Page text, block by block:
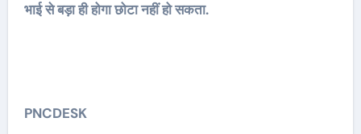
भाई से बड़ा ही होगा छोटा नहीं हो सकता.
PNCDESK